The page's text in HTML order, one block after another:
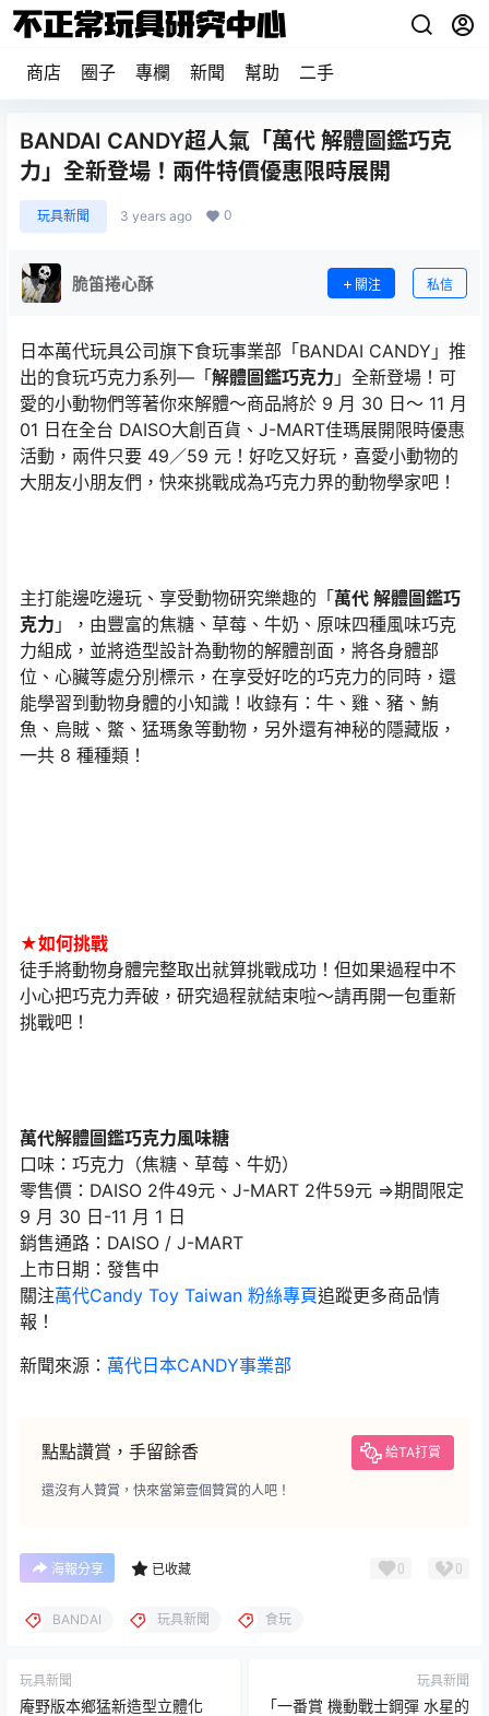
商店 圈子 專欄 新聞 幫助 二手
BANDAI CANDY超人氣「萬代 解體圖鑑巧克
力」全新登場！兩件特價優惠限時展開
玩具新聞 3 years ago 0
脆笛捲心酥 關注 私信
日本萬代玩具公司旗下食玩事業部「BANDAI CANDY」推
出的食玩巧克力系列—「解體圖鑑巧克力 」全新登場！可
愛的小動物們等著你來解體～商品將於 9 月 30 日～ 11 月
01 日在全台 DAISO大創百貨、J-MART佳瑪展開限時優惠
活動，兩件只要 49／59 元！好吃又好玩，喜愛小動物的
大朋友小朋友們，快來挑戰成為巧克力界的動物學家吧！
主打能邊吃邊玩、享受動物研究樂趣的「萬代 解體圖鑑巧
克力 」，由豐富的焦糖、草莓、牛奶、原味四種風味巧克
力組成，並將造型設計為動物的解體剖面，將各身體部
位、心臟等處分別標示，在享受好吃的巧克力的同時，還
能學習到動物身體的小知識！收錄有：牛、雞、豬、鮪
魚、烏賊、鱉、猛瑪象等動物，另外還有神秘的隱藏版，
一共 8 種種類！
★如何挑戰
徒手將動物身體完整取出就算挑戰成功！但如果過程中不
小心把巧克力弄破，研究過程就結束啦～請再開一包重新
挑戰吧！
萬代解體圖鑑巧克力風味糖
口味：巧克力（焦糖、草莓、牛奶）
零售價：DAISO 2件49元、J-MART 2件59元 ⇒期間限定
9 月 30 日-11 月 1 日
銷售通路：DAISO / J-MART
上市日期：發售中
關注萬代Candy Toy Taiwan 粉絲專頁追蹤更多商品情
報！
新聞來源： 萬代日本CANDY事業部
點點讚賞，手留餘香 給TA打賞
還沒有人贊賞，快來當第壹個贊賞的人吧！
海報分享 已收藏 0 0
BANDAI 玩具新聞 食玩
玩具新聞
庵野版本鄉猛新造型立體化
玩具新聞
「一番賞 機動戰士鋼彈 水星的